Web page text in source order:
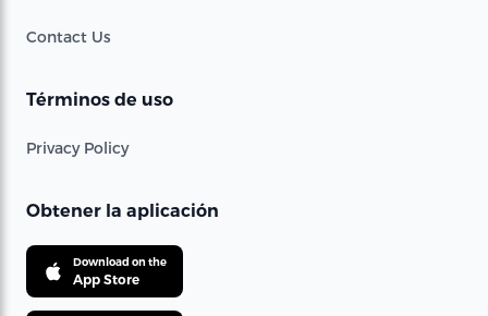
Contact Us
Términos de uso
Privacy Policy
Obtener la aplicación
Download on the
App Store